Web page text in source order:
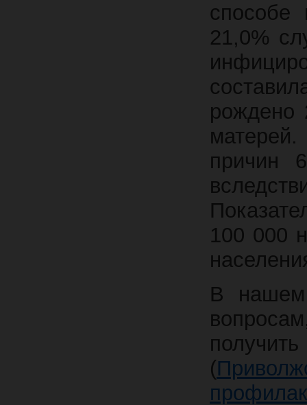
способе
21,0%
рождено
причин
100 000
В нашем
(